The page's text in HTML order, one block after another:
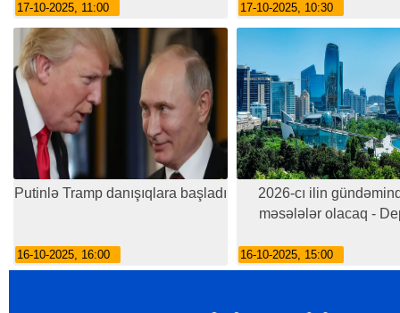
17-10-2025, 11:00 17-10-2025, 10:30
Putinlə Tramp danışıqlara başladı
16-10-2025, 16:00
2026-cı ilin
məsələlər olacaq -
16-10-2025, 15:00